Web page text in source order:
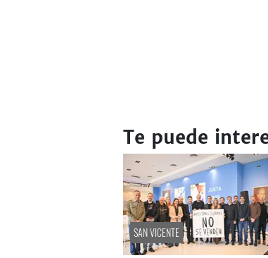
Te puede
SAN VICENTE